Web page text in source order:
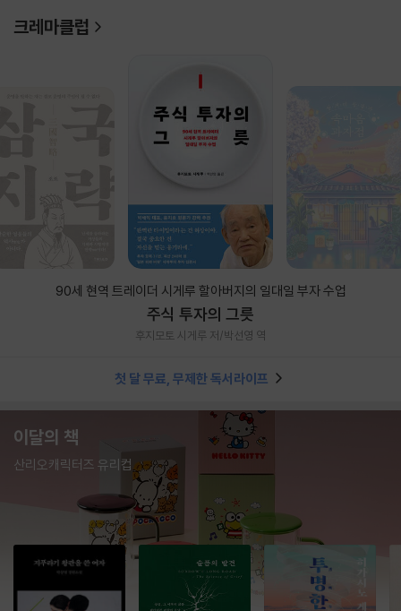
크레마클럽
90세 현역 트레이더 시게루 할아버지의 일대일 부자 수업
주식 투자의 그릇
후지모토 시게루 저/박선영 역
첫 달 무료, 무제한 독서라이프
이달의 책
산리오캐릭터즈 유리컵